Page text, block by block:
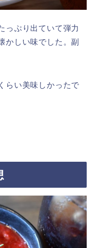
っぷり出ていて弾力
かしい味でした。副
らい美味しかったで